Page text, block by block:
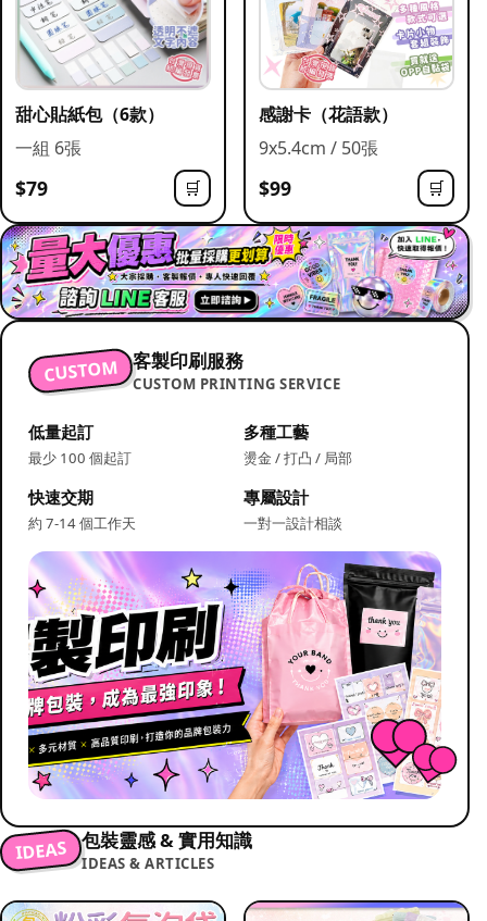
甜心貼紙包（6款）
一組 6張
$79 🛒
感謝卡（花語款）
9x5.4cm / 50張
$99 🛒
CUSTOM 客製印刷服務
CUSTOM PRINTING SERVICE
低量起訂
最少 100 個起訂
多種工藝
燙金 / 打凸 / 局部
快速交期
約 7-14 個工作天
專屬設計
一對一設計相談
IDEAS 包裝靈感 & 實用知識
IDEAS & ARTICLES